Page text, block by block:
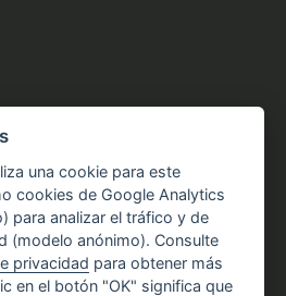
una cookie para este
cookies de Google Analytics
para analizar el tráfico y de
(modelo anónimo). Consulte
privacidad para obtener más
en el botón "OK" significa que